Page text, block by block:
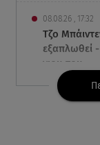
08.08.26 , 17:32
Τζο
εξαπλωθεί
γιου του
08.08.26 , 17:20